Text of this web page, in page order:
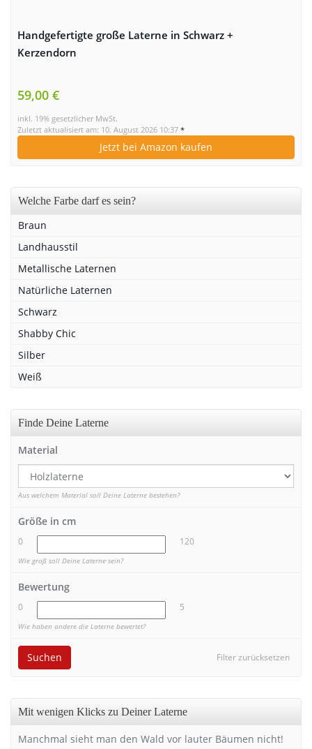
Handgefertigte große Laterne in Schwarz +
Kerzendorn
59,00 €
inkl. 19% gesetzlicher MwSt.
Zuletzt aktualisiert am: 10. August 2026 10:37 *
Jetzt bei Amazon kaufen
Welche Farbe darf es sein?
Braun
Landhausstil
Metallische Laternen
Natürliche Laternen
Schwarz
Shabby Chic
Silber
Weiß
Finde Deine Laterne
Material
Aus welchem Material soll Deine Laterne bestehen?
Größe in cm
0 120
Wie groß soll Deine Laterne sein?
Bewertung
0 5
Wie haben andere die Laterne bewertet?
Filter zurücksetzen
Suchen
Mit wenigen Klicks zu Deiner Laterne
Manchmal sieht man den Wald vor lauter Bäumen nicht!